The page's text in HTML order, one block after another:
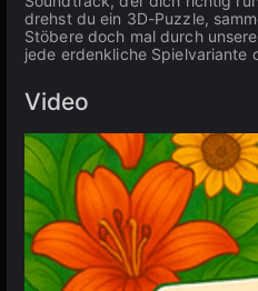
drehst du ein 3D-Puzzle,
Stöbere doch mal durch
jede erdenkliche
Video